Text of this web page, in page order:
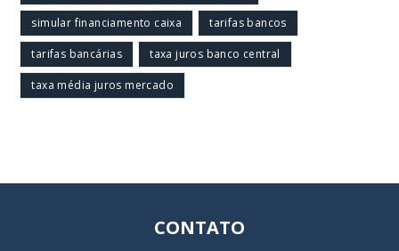
simular financiamento caixa tarifas bancos
tarifas bancárias taxa juros banco central
taxa média juros mercado
CONTATO